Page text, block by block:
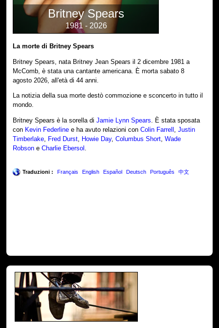
Britney Spears
1981 - 2026
La morte di Britney Spears
Britney Spears, nata Britney Jean Spears il 2 dicembre 1981 a
McComb, è stata una cantante americana. È morta sabato 8
agosto 2026, all'età di 44 anni.
La notizia della sua morte destò commozione e sconcerto in tutto il
mondo.
Britney Spears è la sorella diJamie Lynn Spears. È stata sposata
con Kevin Federline e ha avuto relazioni conColin Farrell ,Justin
Timberlake, Fred Durst, Howie Day,Columbus Short,Wade
Robson eCharlie Ebersol .
Traduzioni : Français English Español Deutsch Português 中文